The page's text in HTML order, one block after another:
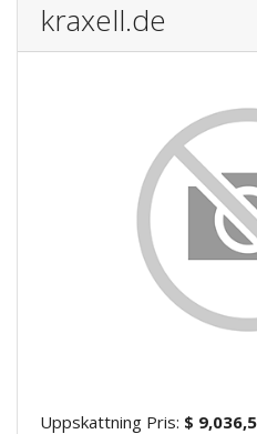
kraxell.de
Uppskattning Pris: $